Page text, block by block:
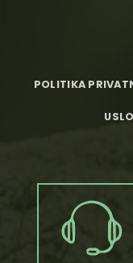
POLITIKA